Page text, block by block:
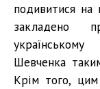
подивитися на
закладено
Шевченка
Крім того,